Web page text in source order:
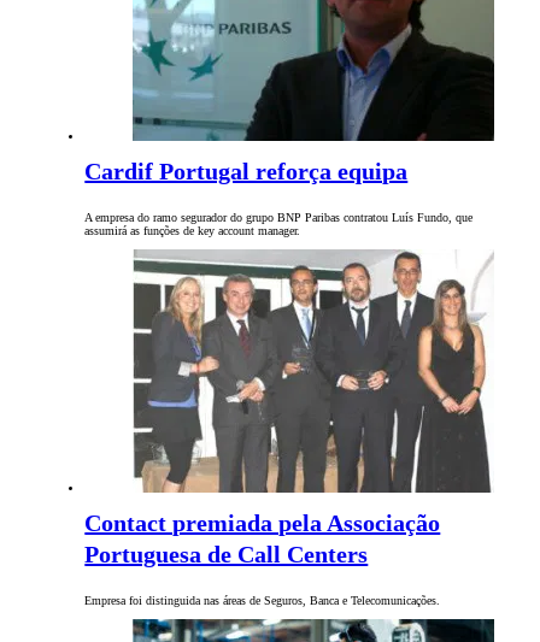
Cardif Portugal reforça equipa
A empresa do ramo segurador do grupo BNP Paribas contratou Luís Fundo, que
assumirá as funções de key account manager.
Contact premiada pela Associação
Portuguesa de Call Centers
Empresa foi distinguida nas áreas de Seguros, Banca e Telecomunicações.